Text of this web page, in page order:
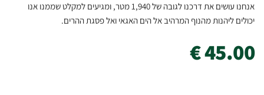
אנחנו עושים את דרכנו לגובה של 1,940 מטר, ומגיעים למקלט שממנו אנו
יכולים ליהנות מהנוף המרהיב אל הים האגאי ואל פסגת ההרים.
45.00 €